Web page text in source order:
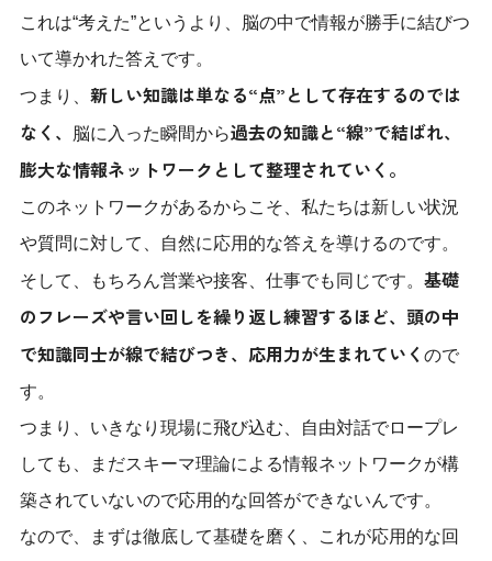
これは“考えた”というより、脳の中で情報が勝手に結びつ
いて導かれた答えです。
つまり、 新しい知識は単なる“点”として存在するのでは
なく、
脳に入った瞬間から過去の知識と“線”で結ばれ、
膨大な情報ネットワークとして整理されていく。
このネットワークがあるからこそ、私たちは新しい状況
や質問に対して、自然に応用的な答えを導けるのです。
そして、もちろん営業や接客、仕事でも同じです。 基礎
のフレーズや言い回しを繰り返し練習するほど、頭の中
で知識同士が線で結びつき、応用力が生まれていく ので
す。
つまり、いきなり現場に飛び込む、自由対話でロープレ
しても、まだスキーマ理論による情報ネットワークが構
築されていないので応用的な回答ができないんです。
なので、まずは徹底して基礎を磨く、これが応用的な回